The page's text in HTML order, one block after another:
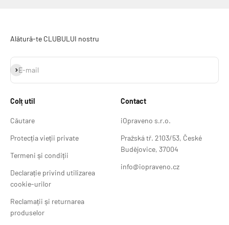
Alătură-te CLUBULUI nostru
E-mail
Abonează-te
Colț util
Căutare
Protecția vieții private
Termeni și condiții
Declarație privind utilizarea
cookie-urilor
Reclamații și returnarea
produselor
Contact
iOpraveno s.r.o.
Pražská tř. 2103/53, České
Budějovice, 37004
info@iopraveno.cz